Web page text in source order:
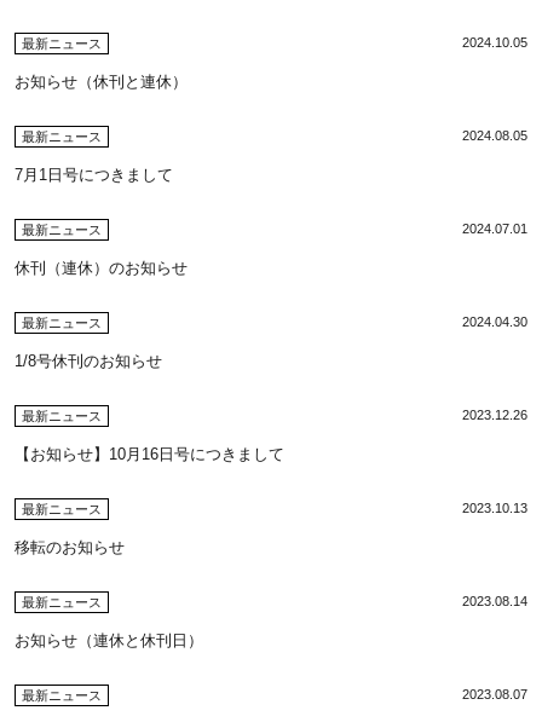
最新ニュース 2024.10.05
お知らせ（休刊と連休）
最新ニュース 2024.08.05
7月1日号につきまして
最新ニュース 2024.07.01
休刊（連休）のお知らせ
最新ニュース 2024.04.30
1/8号休刊のお知らせ
最新ニュース 2023.12.26
【お知らせ】10月16日号につきまして
最新ニュース 2023.10.13
移転のお知らせ
最新ニュース 2023.08.14
お知らせ（連休と休刊日）
最新ニュース 2023.08.07